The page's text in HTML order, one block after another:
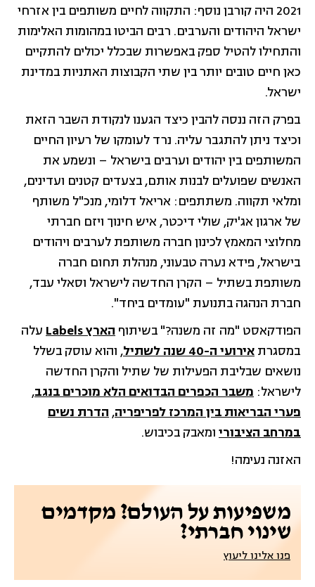
2021 היה קורבן נוסף: התקווה לחיים משותפים בין אזרחי
ישראל היהודים והערבים. רבים הביטו במהומות האלימות
והתחילו להטיל ספק באפשרות שבכלל יכולים להתקיים
כאן חיים טובים יותר בין שתי הקבוצות האתניות במדינת
ישראל.
בפרק הזה ננסה להבין כיצד הגענו לנקודת השבר הזאת
וכיצד ניתן להתגבר עליה. נרד לעומקו של רעיון החיים
המשותפים בין יהודים וערבים בישראל – ונשמע את
האנשים שפועלים לבנות אותם, בצעדים קטנים ועדינים,
ומלאי תקווה. משתתפים: אריאל דלומי, מנכ"ל משותף
של ארגון אג'יק, שולי דיכטר, איש חינוך ויזם חברתי
מחלוצי המאמץ לכינון חברה משותפת לערבים ויהודים
בישראל, פידא נערה טבעוני, מנהלת תחום חברה
משותפת בשתיל – הקרן החדשה לישראל וסאלי עבד,
חברת הנהגה בתנועת "עומדים ביחד".
הפודקאסט "מה זה משנה?" בשיתוף הארץ Labels
עלה
במסגרת אירועי ה-40 שנה לשתיל
, והוא עוסק בשלל
נושאים שבליבת הפעילות של שתיל והקרן החדשה
לישראל: משבר הכפרים הבדואים הלא מוכרים בנגב,
פערי הבריאות בין המרכז לפריפריה,הדרת נשים
במרחב הציבורי ומאבק בכיבוש.
האזנה נעימה!
משפיעות על העולם? מקדמים
שינוי חברתי?
פנו אלינו ליעוץ